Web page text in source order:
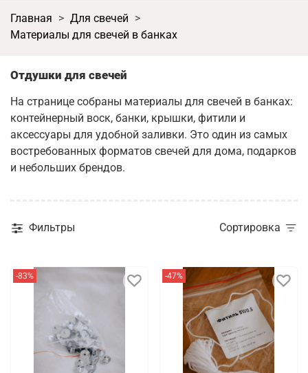
Главная
Для свечей
Материалы для свечей в банках
Отдушки для свечей
На странице собраны материалы для свечей в банках:
контейнерный воск, банки, крышки, фитили и
аксессуары для удобной заливки. Это один из самых
востребованных форматов свечей для дома, подарков
и небольших брендов.
Фильтры Сортировка
-83% -47%